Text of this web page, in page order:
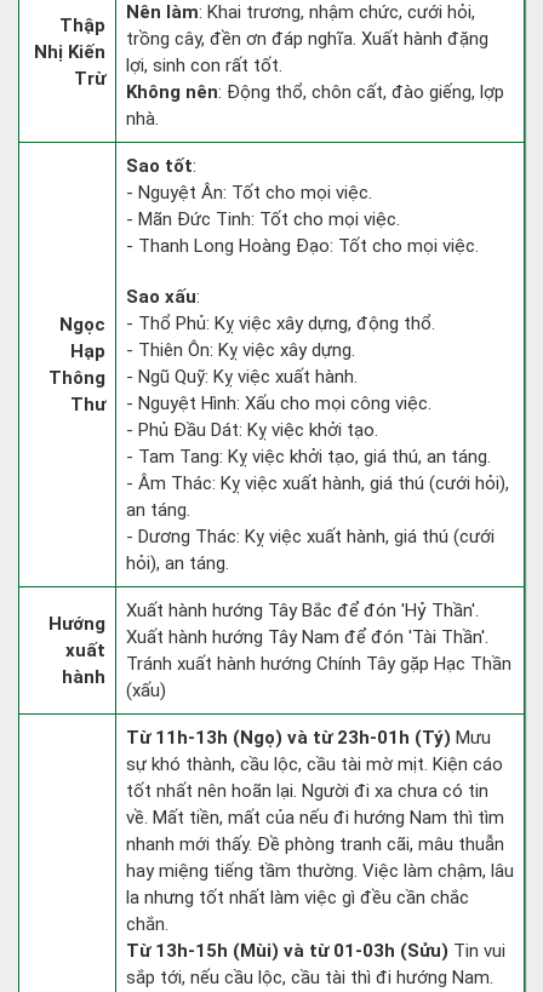
Thập
Nhị Kiến
Trừ
Nên làm: Khai trương, nhậm chức, cưới hỏi,
trồng cây, đền ơn đáp nghĩa. Xuất hành đặng
lợi, sinh con rất tốt.
Không nên: Động thổ, chôn cất, đào giếng, lợp
nhà.
Ngọc
Hạp
Thông
Thư
Sao tốt:
- Nguyệt Ân: Tốt cho mọi việc.
- Mãn Đức Tinh: Tốt cho mọi việc.
- Thanh Long Hoàng Đạo: Tốt cho mọi việc.
Sao xấu:
- Thổ Phủ: Kỵ việc xây dựng, động thổ.
- Thiên Ôn: Kỵ việc xây dựng.
- Ngũ Quỹ: Kỵ việc xuất hành.
- Nguyệt Hình: Xấu cho mọi công việc.
- Phủ Đầu Dát: Kỵ việc khởi tạo.
- Tam Tang: Kỵ việc khởi tạo, giá thú, an táng.
- Âm Thác: Kỵ việc xuất hành, giá thú (cưới hỏi),
an táng.
- Dương Thác: Kỵ việc xuất hành, giá thú (cưới
hỏi), an táng.
Hướng
xuất
hành
Xuất hành hướng Tây Bắc để đón 'Hỷ Thần'.
Xuất hành hướng Tây Nam để đón 'Tài Thần'.
Tránh xuất hành hướng Chính Tây gặp Hạc Thần
(xấu)
Từ 11h-13h (Ngọ) và từ 23h-01h (Tý) Mưu
sự khó thành, cầu lộc, cầu tài mờ mịt. Kiện cáo
tốt nhất nên hoãn lại. Người đi xa chưa có tin
về. Mất tiền, mất của nếu đi hướng Nam thì tìm
nhanh mới thấy. Đề phòng tranh cãi, mâu thuẫn
hay miệng tiếng tầm thường. Việc làm chậm, lâu
la nhưng tốt nhất làm việc gì đều cần chắc
chắn.
Từ 13h-15h (Mùi) và từ 01-03h (Sửu) Tin vui
sắp tới, nếu cầu lộc, cầu tài thì đi hướng Nam.